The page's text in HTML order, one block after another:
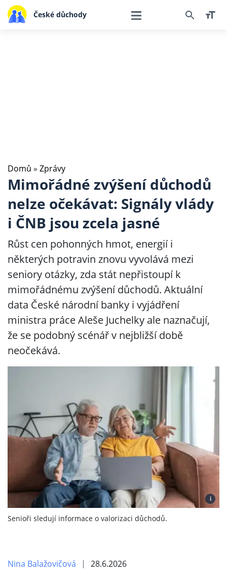
České důchody
Domů » Zprávy
Mimořádné zvýšení důchodů
nelze očekávat: Signály vlády
i ČNB jsou zcela jasné
Růst cen pohonných hmot, energií i
některých potravin znovu vyvolává mezi
seniory otázky, zda stát nepřistoupí k
mimořádnému zvýšení důchodů. Aktuální
data České národní banky i vyjádření
ministra práce Aleše Juchelky ale naznačují,
že se podobný scénář v nejbližší době
neočekává.
i
Senioři sledují informace o valorizaci důchodů.
Nina Balažovičová 28.6.2026